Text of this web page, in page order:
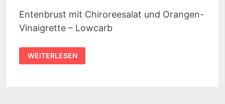
Entenbrust mit Chiroreesalat und Orangen-
Vinaigrette – Lowcarb
REZEPT:
ENTENFILET
MIT
WEITERLESEN